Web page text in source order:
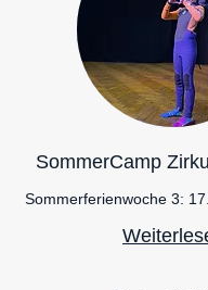
SommerCamp
Sommerferienwoche 3: